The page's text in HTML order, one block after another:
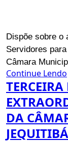
Dispõe sobre o
Servidores
Câmara
Continue Lendo
DA
JEQUITIBÁ